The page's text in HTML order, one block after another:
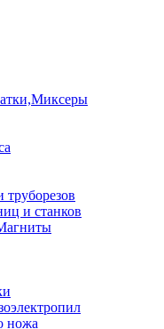
труборезов
и станков
ножа